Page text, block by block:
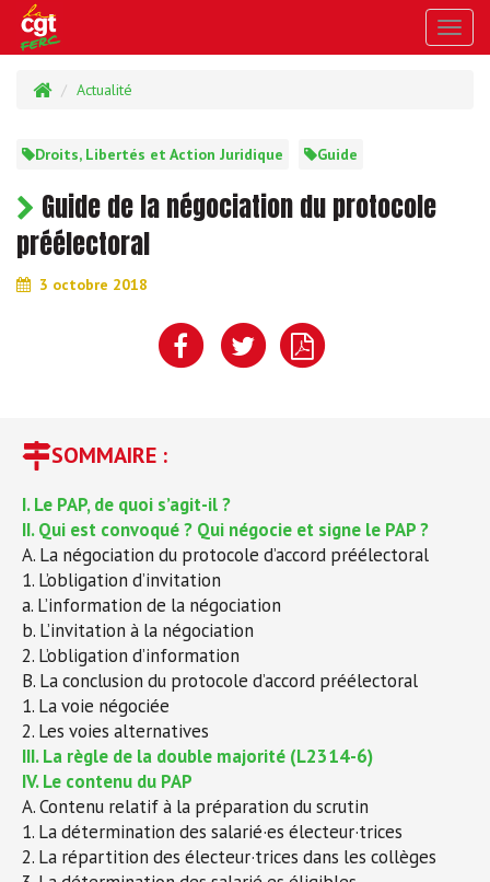
Actualité
Droits, Libertés et Action Juridique Guide
Guide de la négociation du protocole
préélectoral
3 octobre 2018
SOMMAIRE :
I. Le PAP, de quoi s’agit-il ?
II. Qui est convoqué ? Qui négocie et signe le PAP ?
A. La négociation du protocole d’accord préélectoral
1. L’obligation d’invitation
a. L’information de la négociation
b. L’invitation à la négociation
2. L’obligation d’information
B. La conclusion du protocole d’accord préélectoral
1. La voie négociée
2. Les voies alternatives
III. La règle de la double majorité (L2314-6)
IV. Le contenu du PAP
A. Contenu relatif à la préparation du scrutin
1. La détermination des salarié·es électeur·trices
2. La répartition des électeur·trices dans les collèges